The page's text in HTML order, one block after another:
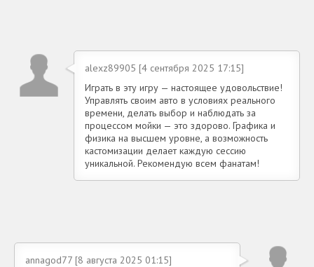
alexz89905 [4 сентября 2025 17:15]
Играть в эту игру — настоящее удовольствие!
Управлять своим авто в условиях реального
времени, делать выбор и наблюдать за
процессом мойки — это здорово. Графика и
физика на высшем уровне, а возможность
кастомизации делает каждую сессию
уникальной. Рекомендую всем фанатам!
annagod77 [8 августа 2025 01:15]